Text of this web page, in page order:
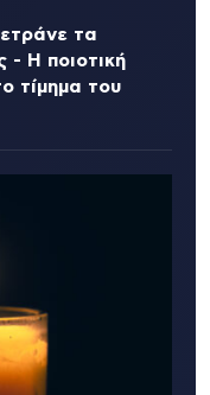
τα
- Η ποιοτική
τίμημα του